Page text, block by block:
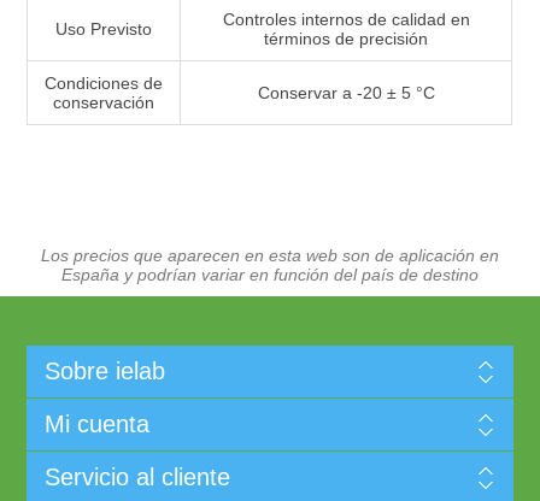
Uso Previsto
Controles internos de calidad en
términos de precisión
Condiciones de
conservación
Conservar a -20 ± 5 °C
Los precios que aparecen en esta web son de aplicación en
España y podrían variar en función del país de destino
Sobre ielab
Mi cuenta
Servicio al cliente